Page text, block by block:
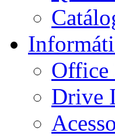
Office
Drive